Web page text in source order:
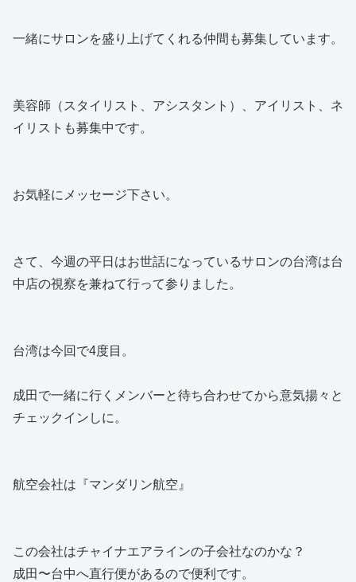
一緒にサロンを盛り上げてくれる仲間も募集しています。
美容師（スタイリスト、アシスタント）、アイリスト、ネ
イリストも募集中です。
お気軽にメッセージ下さい。
さて、今週の平日はお世話になっているサロンの台湾は台
中店の視察を兼ねて行って参りました。
台湾は今回で4度目。
成田で一緒に行くメンバーと待ち合わせてから意気揚々と
チェックインしに。
航空会社は『マンダリン航空』
この会社はチャイナエアラインの子会社なのかな？
成田〜台中へ直行便があるので便利です。